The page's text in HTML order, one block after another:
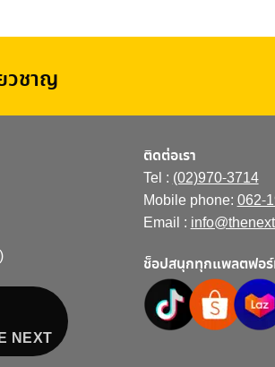
วชาญ
NEXT
ติดต่อเรา
Tel :(02)970-3714
Mobile phone:062-
Email :
ช็อปสนุกทุกแพลตฟอ